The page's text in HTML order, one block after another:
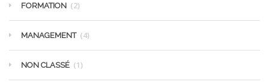
FORMATION (2)
MANAGEMENT (4)
NON CLASSÉ (1)